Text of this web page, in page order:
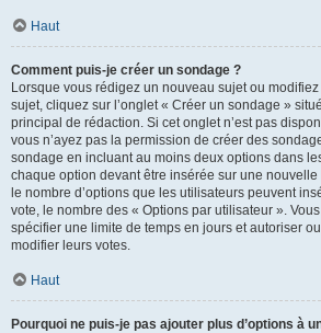
Haut
Comment puis-je créer un sondage ?
Lorsque vous rédigez un nouveau sujet ou
sujet, cliquez sur l’onglet « Créer un sondage »
principal de rédaction. Si cet onglet n’est pas
vous n’ayez pas la permission de créer des
sondage en incluant au moins deux options dans
chaque option devant être insérée sur une
le nombre d’options que les utilisateurs peuvent
vote, le nombre des « Options par utilisateur ».
spécifier une limite de temps en jours et autoriser
modifier leurs votes.
Haut
Pourquoi ne puis-je pas ajouter plus d’options à